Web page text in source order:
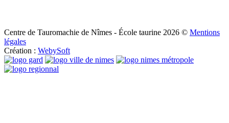
Centre de Tauromachie de Nîmes - École taurine 2026 © Mentions
légales
Création : WebySoft